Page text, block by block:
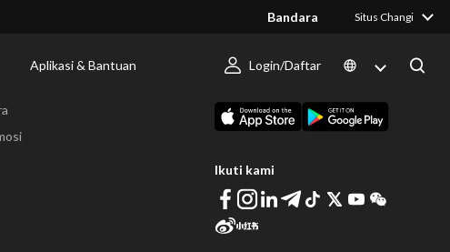
Bandara Situs Changi
Aplikasi & Bantuan Login/Daftar
Ikuti kami